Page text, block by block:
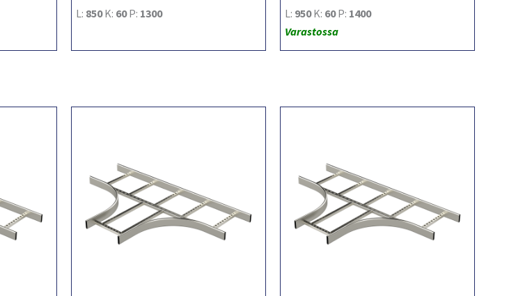
L: 850K: 60P: 1300
L: 950K: 60P: 1400
Varastossa